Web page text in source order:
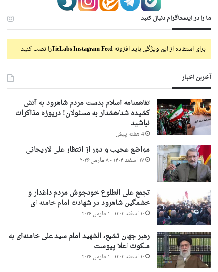
ما را در اینستاگرام دنبال کنید
برای استفاده از این ویژگی باید افزونهTieLabs Instagram Feedرا نصب کنید
آخرین اخبار
تفاهمنامه اسلام بدست مردم شاهرود به آتش
کشیده شد/هشدار به مسئولان! دریوزه مذاکرات
نباشید
4 هفته پیش
مواضع عجیب و دور از انتظار علی لاریجانی
۱۷ اسفند ۱۴۰۴ - ۸ مارس ۲۰۲۶
تجمع علی الطلوع خودجوش مردم داغدار و
خشمگین شاهرود در شهادت امام خامنه ای
۱۰ اسفند ۱۴۰۴ - ۱ مارس ۲۰۲۶
رهبر جهان تشیع، الشهید امام سید علی خامنه‌ای به
ملکوت اعلا پیوست
۱۰ اسفند ۱۴۰۴ - ۱ مارس ۲۰۲۶